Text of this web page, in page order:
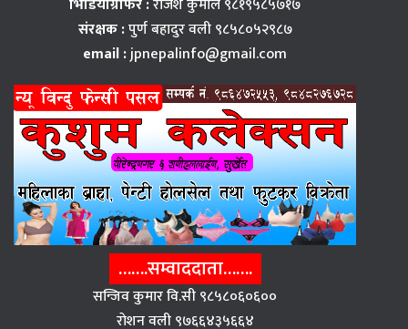
भिडियोग्राफर :राजेश कुमाल ९८१९५८५७१७
संरक्षक :पुर्ण बहादुर वली ९८५८०५२९८७
email :jpnepalinfo@gmail.com
…….सम्वाददाता…….
सन्जिव कुमार वि.सी ९८५८०६०६००
राेशन वली ९७६६४३५६६४